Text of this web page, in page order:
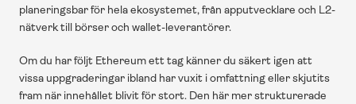
planeringsbar för hela ekosystemet, från apputvecklare och L2-
nätverk till börser och wallet-leverantörer.
Om du har följt Ethereum ett tag känner du säkert igen att
vissa uppgraderingar ibland har vuxit i omfattning eller skjutits
fram när innehållet blivit för stort. Den här mer strukturerade